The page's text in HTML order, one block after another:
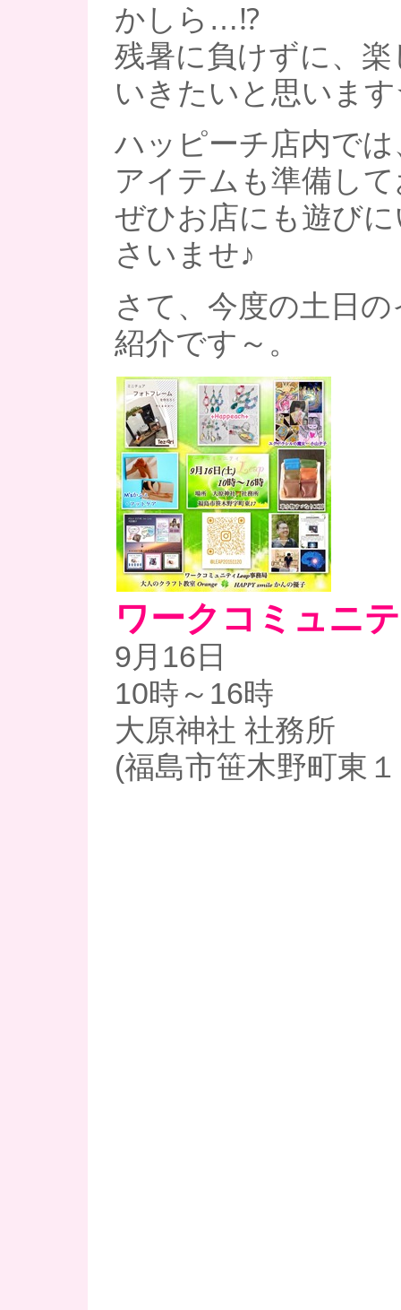
かしら…⁉
残暑に負けずに、
いきたいと思いま
ハッピーチ店内で
アイテムも準備し
ぜひお店にも遊び
さいませ♪
さて、今度の土日
紹介です～。
ワークコミュニ
9月16日
10時～16時
大原神社 社務所
(福島市笹木野町東